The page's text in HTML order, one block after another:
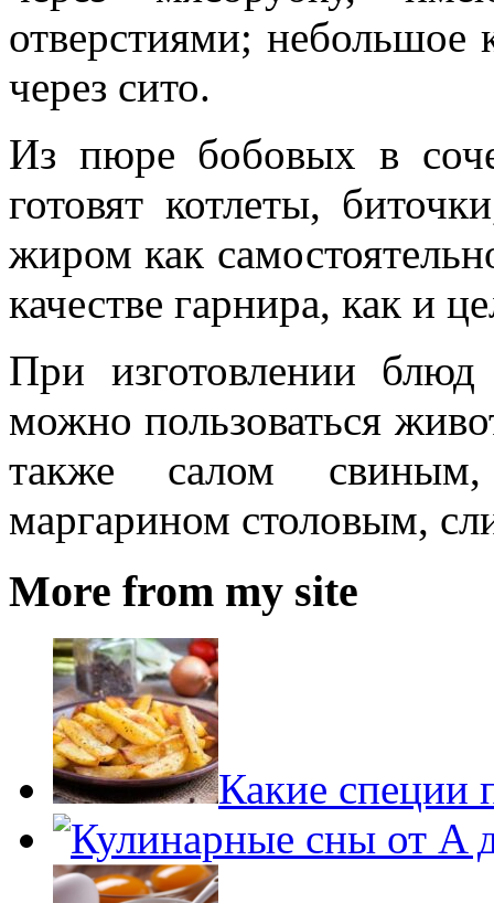
отверстиями; небольшое
через сито.
Из пюре бобовых в
готовят котлеты,
жиром как
качестве гарнира, как и
При изготовлении
можно пользоваться
также салом
маргарином столовым,
More from my site
Какие специи